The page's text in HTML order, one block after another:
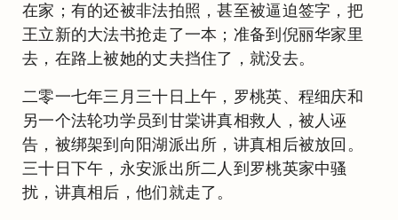
在家；有的还被非法拍照，甚至被逼迫签字，把
王立新的大法书抢走了一本；准备到倪丽华家里
去，在路上被她的丈夫挡住了，就没去。
二零一七年三月三十日上午，罗桃英、程细庆和
另一个法轮功学员到甘棠讲真相救人，被人诬
告，被绑架到向阳湖派出所，讲真相后被放回。
三十日下午，永安派出所二人到罗桃英家中骚
扰，讲真相后，他们就走了。